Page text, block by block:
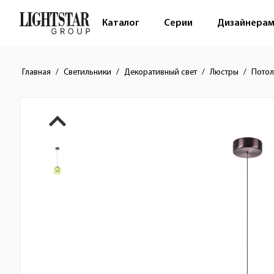
Каталог Серии Дизайнерам
Главная Светильники Декоративный свет Люстры
Краткое описание товара
Изображения товара
Стоимость товара